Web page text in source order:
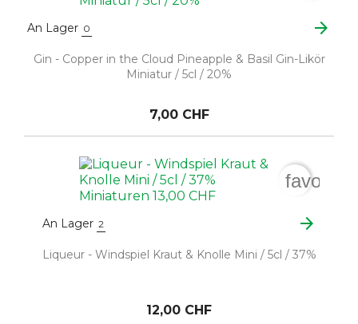
An Lager 0 arrow_forward
Gin - Copper in the Cloud Pineapple & Basil Gin-Likör
Miniatur / 5cl / 20%
7,00 CHF
An Lager 2 arrow_forward
Liqueur - Windspiel Kraut & Knolle Mini / 5cl / 37%
12,00 CHF